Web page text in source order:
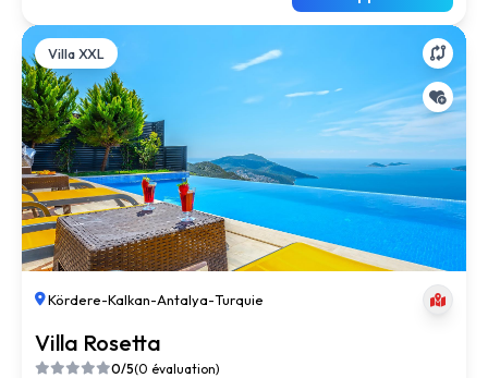
Villa XXL
Kördere-Kalkan-Antalya-Turquie
Villa Rosetta
0/5(0 évaluation)